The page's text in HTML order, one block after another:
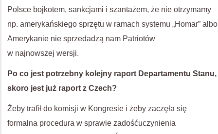
Polsce bojkotem, sankcjami i szantażem, że nie otrzymamy
np. amerykańskiego sprzętu w ramach systemu „Homar” albo
Amerykanie nie sprzedadzą nam Patriotów
w najnowszej wersji.
Po co jest potrzebny kolejny raport Departamentu Stanu,
skoro jest już raport z Czech?
Źeby trafił do komisji w Kongresie i żeby zaczęła się
formalna procedura w sprawie zadośćuczynienia